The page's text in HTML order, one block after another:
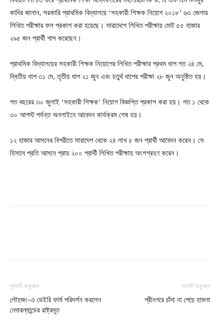
কাদির জানান, সরকারি প্রাথমিক বিদ্যালয়ে ‘সহকারী শিক্ষক নিয়োগ ২০১৮’ ৬৩ জেলার
লিখিত পরীক্ষার ফল প্রকাশ করা হয়েছে। সারাদেশে লিখিত পরীক্ষায় মোট ৫৫ হাজার
২৯৫ জন প্রার্থী পাস করেছেন।
প্রাথমিক বিদ্যালয়ের সহকারী শিক্ষক নিয়োগের লিখিত পরীক্ষার প্রথম ধাপ গত ২৪ মে,
দ্বিতীয় ধাপ ৩১ মে, তৃতীয় ধাপ ২১ জুন এবং চতুর্থ ধাপের পরীক্ষা ২৮ জুন অনুষ্ঠিত হয়।
গত বছরের ৩০ জুলাই ‘সহকারী শিক্ষক’ নিয়োগ বিজ্ঞপ্তি প্রকাশ করা হয়। গত ১ থেকে
৩০ আগস্ট পর্যন্ত অনলাইনে আবেদন কার্যক্রম শেষ হয়।
১২ হাজার আসনের বিপরীতে সারাদেশ থেকে ২৪ লাখ ৫ জন প্রার্থী আবেদন করেন। সে
হিসাবে প্রতি আসনে প্রায় ২০০ প্রার্থী লিখিত পরীক্ষায় অংশগ্রহণ করেন।
পূর্ববর্তী অনুচ্ছেদ
লৌহজং-এ ডেইরি ফার্ম পরিদর্শন করলেন
নেদারল্যান্ডের রাষ্ট্রদূত
পরবর্তী অনুচ্ছেদ
শ্রীনগরে চাঁদা না পেয়ে হামলা